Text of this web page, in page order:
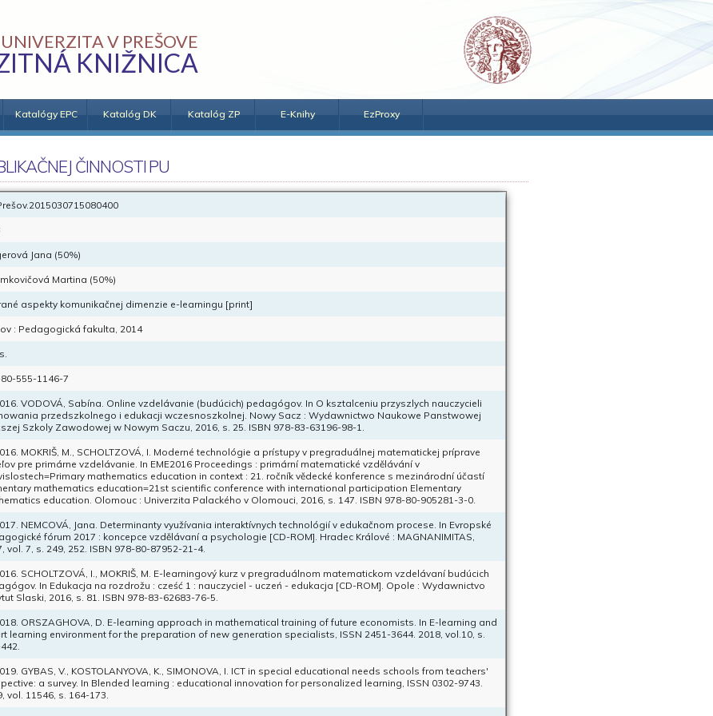
V PREŠOVE
KNIŽNICA
Katalógy EPC Katalóg DK Katalóg ZP E-Knihy EzProxy
ČINNOSTI PU
Jana (50%)
Martina (50%)
aspekty komunikačnej dimenzie e-learningu [print]
: Pedagogická fakulta, 2014
555-1146-7
VODOVÁ, Sabína. Online vzdelávanie (budúcich) pedagógov. In O ksztalceniu przyszlych nauczycieli
przedszkolnego i edukacji wczesnoszkolnej. Nowy Sacz : Wydawnictwo Naukowe Panstwowej
Szkoly Zawodowej w Nowym Saczu, 2016, s. 25. ISBN 978-83-63196-98-1.
MOKRIŠ, M., SCHOLTZOVÁ, I. Moderné technológie a prístupy v pregraduálnej matematickej príprave
pre primárne vzdelávanie. In EME2016 Proceedings : primární matematické vzdělávání v
mathematics education in context : 21. ročník vědecké konference s mezinárodní účastí
mathematics education=21st scientific conference with international participation Elementary
education. Olomouc : Univerzita Palackého v Olomouci, 2016, s. 147. ISBN 978-80-905281-3-0.
NEMCOVÁ, Jana. Determinanty využívania interaktívnych technológií v edukačnom procese. In Evropské
fórum 2017 : koncepce vzdělávaní a psychologie [CD-ROM]. Hradec Králové : MAGNANIMITAS,
vol. 7, s. 249, 252. ISBN 978-80-87952-21-4.
SCHOLTZOVÁ, I., MOKRIŠ, M. E-learningový kurz v pregraduálnom matematickom vzdelávaní budúcich
In Edukacja na rozdrožu : cześć 1 : nauczyciel - uczeń - edukacja [CD-ROM]. Opole : Wydawnictvo
Slaski, 2016, s. 81. ISBN 978-83-62683-76-5.
ORSZAGHOVA, D. E-learning approach in mathematical training of future economists. In E-learning and
learning environment for the preparation of new generation specialists, ISSN 2451-3644. 2018, vol.10, s.
GYBAS, V., KOSTOLANYOVA, K., SIMONOVA, I. ICT in special educational needs schools from teachers'
a survey. In Blended learning : educational innovation for personalized learning, ISSN 0302-9743.
vol. 11546, s. 164-173.